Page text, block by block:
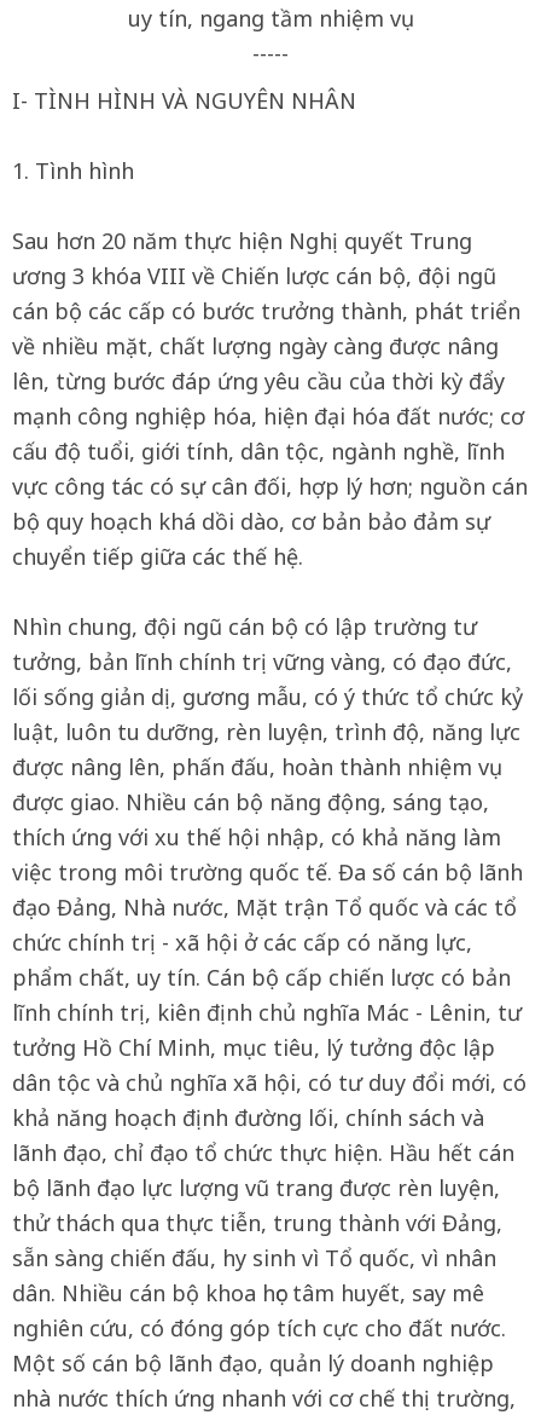
uy tín, ngang tầm nhiệm vụ
-----
I- TÌNH HÌNH VÀ NGUYÊN NHÂN
1. Tình hình
Sau hơn 20 năm thực hiện Nghị quyết Trung
ương 3 khóa VIII về Chiến lược cán bộ, đội ngũ
cán bộ các cấp có bước trưởng thành, phát triển
về nhiều mặt, chất lượng ngày càng được nâng
lên, từng bước đáp ứng yêu cầu của thời kỳ đẩy
mạnh công nghiệp hóa, hiện đại hóa đất nước; cơ
cấu độ tuổi, giới tính, dân tộc, ngành nghề, lĩnh
vực công tác có sự cân đối, hợp lý hơn; nguồn cán
bộ quy hoạch khá dồi dào, cơ bản bảo đảm sự
chuyển tiếp giữa các thế hệ.
Nhìn chung, đội ngũ cán bộ có lập trường tư
tưởng, bản lĩnh chính trị vững vàng, có đạo đức,
lối sống giản dị, gương mẫu, có ý thức tổ chức kỷ
luật, luôn tu dưỡng, rèn luyện, trình độ, năng lực
được nâng lên, phấn đấu, hoàn thành nhiệm vụ
được giao. Nhiều cán bộ năng động, sáng tạo,
thích ứng với xu thế hội nhập, có khả năng làm
việc trong môi trường quốc tế. Đa số cán bộ lãnh
đạo Đảng, Nhà nước, Mặt trận Tổ quốc và các tổ
chức chính trị - xã hội ở các cấp có năng lực,
phẩm chất, uy tín. Cán bộ cấp chiến lược có bản
lĩnh chính trị, kiên định chủ nghĩa Mác - Lênin, tư
tưởng Hồ Chí Minh, mục tiêu, lý tưởng độc lập
dân tộc và chủ nghĩa xã hội, có tư duy đổi mới, có
khả năng hoạch định đường lối, chính sách và
lãnh đạo, chỉ đạo tổ chức thực hiện. Hầu hết cán
bộ lãnh đạo lực lượng vũ trang được rèn luyện,
thử thách qua thực tiễn, trung thành với Đảng,
sẵn sàng chiến đấu, hy sinh vì Tổ quốc, vì nhân
dân. Nhiều cán bộ khoa học tâm huyết, say mê
nghiên cứu, có đóng góp tích cực cho đất nước.
Một số cán bộ lãnh đạo, quản lý doanh nghiệp
nhà nước thích ứng nhanh với cơ chế thị trường,